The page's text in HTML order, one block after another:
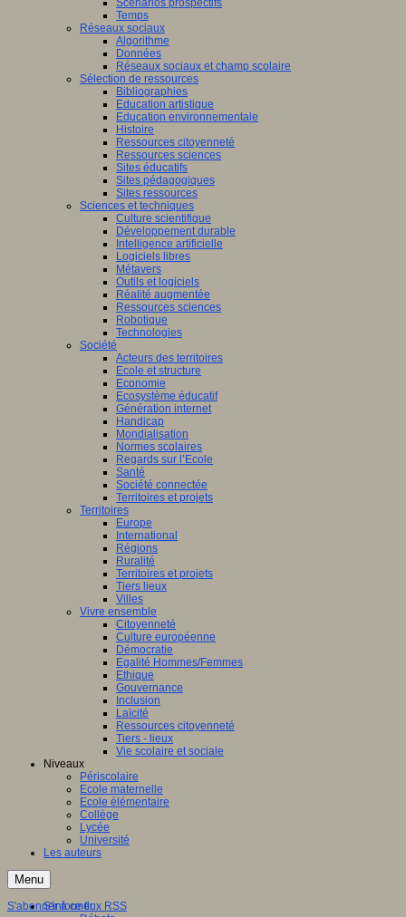
Scénarios prospectifs
Temps
Réseaux sociaux
Algorithme
Données
Réseaux sociaux et champ scolaire
Sélection de ressources
Bibliographies
Education artistique
Education environnementale
Histoire
Ressources citoyenneté
Ressources sciences
Sites éducatifs
Sites pédagogiques
Sites ressources
Sciences et techniques
Culture scientifique
Développement durable
Intelligence artificielle
Logiciels libres
Métavers
Outils et logiciels
Réalité augmentée
Ressources sciences
Robotique
Technologies
Société
Acteurs des territoires
Ecole et structure
Economie
Ecosystème éducatif
Génération internet
Handicap
Mondialisation
Normes scolaires
Regards sur l’Ecole
Santé
Société connectée
Territoires et projets
Territoires
Europe
International
Régions
Ruralité
Territoires et projets
Tiers lieux
Villes
Vivre ensemble
Citoyenneté
Culture européenne
Démocratie
Egalité Hommes/Femmes
Ethique
Gouvernance
Inclusion
Laïcité
Ressources citoyenneté
Tiers - lieux
Vie scolaire et sociale
Niveaux
Périscolaire
Ecole maternelle
Ecole élémentaire
Collège
Lycée
Université
Les auteurs
Menu
S'informer
S'abonner à ce flux RSS